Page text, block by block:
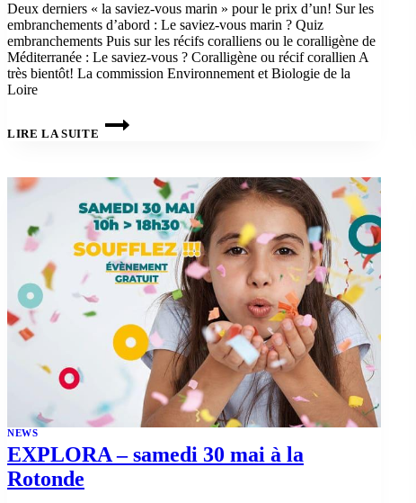
Deux derniers « la saviez-vous marin » pour le prix d’un! Sur les
embranchements d’abord : Le saviez-vous marin ? Quiz
embranchements Puis sur les récifs coralliens ou le coralligène de
Méditerranée : Le saviez-vous ? Coralligène ou récif corallien A
très bientôt! La commission Environnement et Biologie de la
Loire
LIRE LA SUITE
BIO42
« LE
SAVIEZ-
VOUS
MARIN? »
NEWS
EXPLORA – samedi 30 mai à la
Rotonde